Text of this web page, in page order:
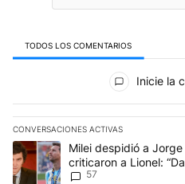
TODOS LOS COMENTARIOS
Inicie la
CONVERSACIONES ACTIVAS
Este listado muestra los
Un artículo de tendencia con el
Milei despidió a
criticaron a Lionel:
anti-Messi”
57